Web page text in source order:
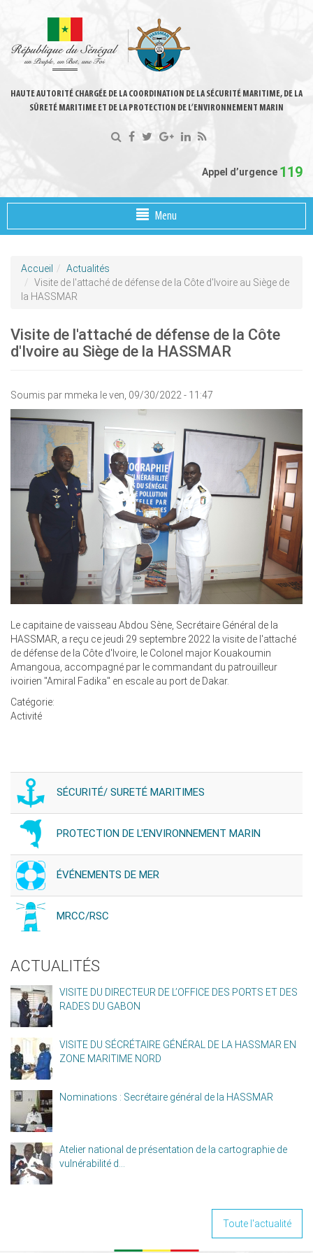
HAUTE AUTORITÉ CHARGÉE DE LA COORDINATION DE LA SÉCURITÉ MARITIME, DE LA
SÛRETÉ MARITIME ET DE LA PROTECTION DE L’ENVIRONNEMENT MARIN
Appel d’urgence 119
Menu
Accueil
Actualités
Visite de l'attaché de défense de la Côte d'Ivoire au Siège de
la HASSMAR
Visite de l'attaché de défense de la Côte
d'Ivoire au Siège de la HASSMAR
Soumis par mmeka le ven, 09/30/2022 - 11:47
Le capitaine de vaisseau Abdou Sène, Secrétaire Général de la
HASSMAR, a reçu ce jeudi 29 septembre 2022 la visite de l'attaché
de défense de la Côte d'Ivoire, le Colonel major Kouakoumin
Amangoua, accompagné par le commandant du patrouilleur
ivoirien "Amiral Fadika" en escale au port de Dakar.
Catégorie:
Activité
SÉCURITÉ/ SURETÉ MARITIMES
PROTECTION DE L'ENVIRONNEMENT MARIN
ÉVÉNEMENTS DE MER
MRCC/RSC
ACTUALITÉS
VISITE DU DIRECTEUR DE L’OFFICE DES PORTS ET DES
RADES DU GABON
VISITE DU SÉCRÉTAIRE GÉNÉRAL DE LA HASSMAR EN
ZONE MARITIME NORD
Nominations : Secrétaire général de la HASSMAR
Atelier national de présentation de la cartographie de
vulnérabilité d...
Toute l'actualité